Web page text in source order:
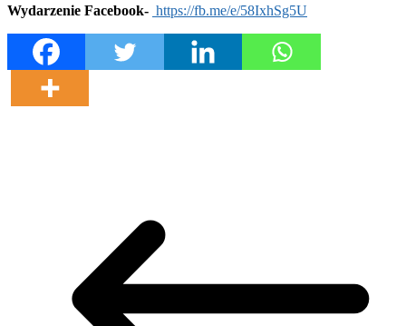
Wydarzenie Facebook- https://fb.me/e/58IxhSg5U